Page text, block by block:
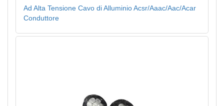
Ad Alta Tensione Cavo di Alluminio Acsr/Aaac/Aac/Acar
Conduttore